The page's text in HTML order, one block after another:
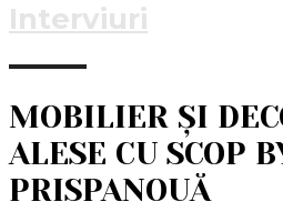
Interviuri
MOBILIER ȘI
ALESE CU SCOP
PRISPANOUĂ